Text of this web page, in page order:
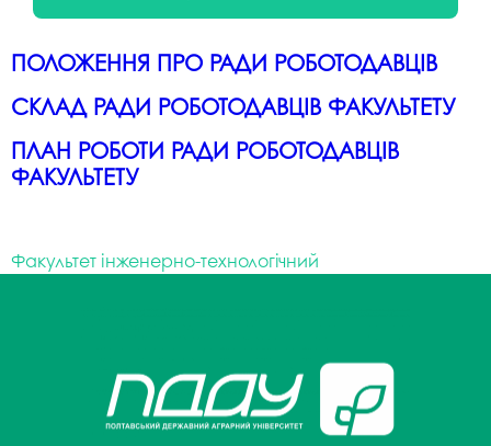
ПОЛОЖЕННЯ ПРО РАДИ РОБОТОДАВЦІВ
СКЛАД РАДИ РОБОТОДАВЦІВ ФАКУЛЬТЕТУ
ПЛАН РОБОТИ РАДИ РОБОТОДАВЦІВ
ФАКУЛЬТЕТУ
Факультет інженерно-технологічний